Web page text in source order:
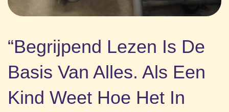
“Begrijpend Lezen Is De
Basis Van Alles. Als Een
Kind Weet Hoe Het In